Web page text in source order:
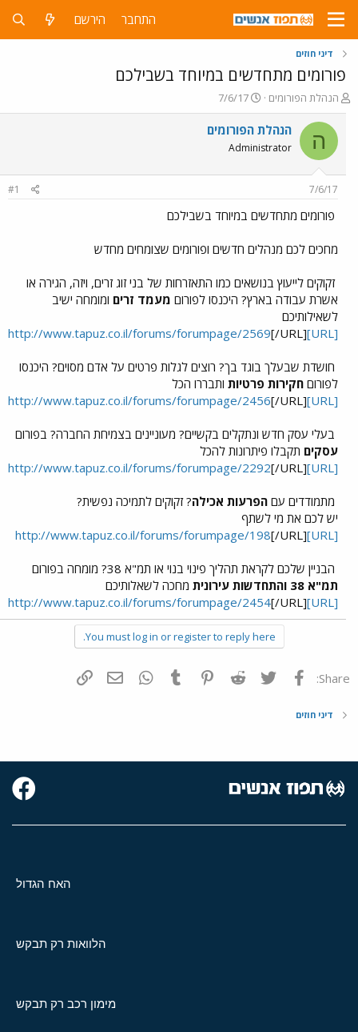
התחבר הירשם
דיני חוזים
פורומים מתחדשים במיוחד בשבילכם
פ
ו
ת
ח
ה
ש
א
הנהלת הפורומים
פ
ו
ר
ם
ר
7/6/17
ה הנהלת הפורומים
Administrator
7/6/17
#1
פורומים מתחדשים במיוחד בשבילכם
מחכים לכם מנהלים חדשים ופורומים שצומחים מחדש
זקוקים לייעוץ בנושאים כמו התאזרחות של בני זוג זרים, ויזה, הגירה או
אשרת עבודה בארץ? היכנסו לפורום מעמד זרים ומומחה ישיב
לשאילותיכם
[URL]http://www.tapuz.co.il/forums/forumpage/2569
[/URL]
חושדת שבעלך בוגד בך? רוצים לגלות פרטים על אדם מסוים? היכנסו
לפורום חקירות פרטיות ותבררו הכל
[URL]http://www.tapuz.co.il/forums/forumpage/2456
[/URL]
בעלי עסק חדש ונתקלים בקשיים? מעוניינים בצמיחת החברה? בפורום
עסקים תקבלו פיתרונות להכל
[URL]http://www.tapuz.co.il/forums/forumpage/2292
[/URL]
מתמודדים עם הפרעות אכילה? זקוקים לתמיכה נפשית?
יש לכם את מי לשתף
[URL]http://www.tapuz.co.il/forums/forumpage/198
[/URL]
הבניין שלכם לקראת תהליך פינוי בנוי או תמ"א 38? מומחה בפורום
תמ"א 38 והתחדשות עירונית
מחכה לשאלותיכם
[URL]http://www.tapuz.co.il/forums/forumpage/2454
[/URL]
You must log in or register to reply here.
Share: פייסבוק Twitter
Reddit
Pinterest
Tumblr
WhatsAppדואר אלקטרוני
דיני חוזים
האח הגדול
הלוואות רק תבקש
מימון רכב רק תבקש